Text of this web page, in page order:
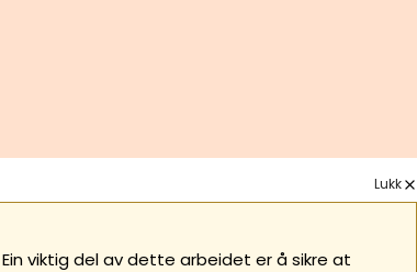
viktig del av dette arbeidet er å sikre at
Lukk